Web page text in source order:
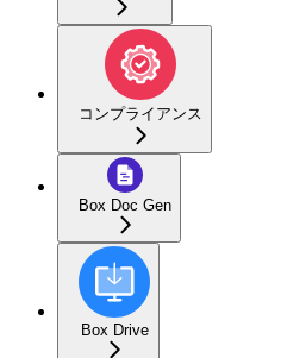
コンプライアンス
Box Doc Gen
Box Drive